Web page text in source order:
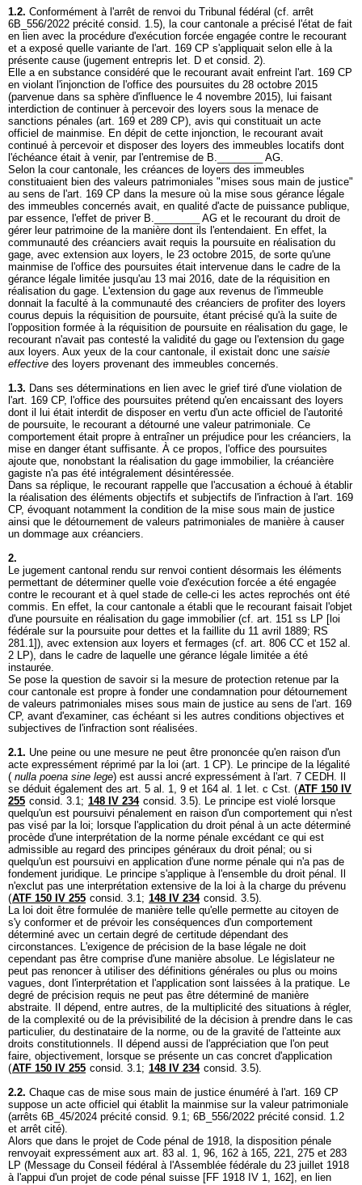
1.2. Conformément à l'arrêt de renvoi du Tribunal fédéral (cf. arrêt
6B_556/2022 précité consid. 1.5), la cour cantonale a précisé l'état de fait
en lien avec la procédure d'exécution forcée engagée contre le recourant
et a exposé quelle variante de l'art. 169 CP s'appliquait selon elle à la
présente cause (jugement entrepris let. D et consid. 2).
Elle a en substance considéré que le recourant avait enfreint l'art. 169 CP
en violant l'injonction de l'office des poursuites du 28 octobre 2015
(parvenue dans sa sphère d'influence le 4 novembre 2015), lui faisant
interdiction de continuer à percevoir des loyers sous la menace de
sanctions pénales (art. 169 et 289 CP), avis qui constituait un acte
officiel de mainmise. En dépit de cette injonction, le recourant avait
continué à percevoir et disposer des loyers des immeubles locatifs dont
l'échéance était à venir, par l'entremise de B.________ AG.
Selon la cour cantonale, les créances de loyers des immeubles
constituaient bien des valeurs patrimoniales "mises sous main de justice"
au sens de l'art. 169 CP dans la mesure où la mise sous gérance légale
des immeubles concernés avait, en qualité d'acte de puissance publique,
par essence, l'effet de priver B.________ AG et le recourant du droit de
gérer leur patrimoine de la manière dont ils l'entendaient. En effet, la
communauté des créanciers avait requis la poursuite en réalisation du
gage, avec extension aux loyers, le 23 octobre 2015, de sorte qu'une
mainmise de l'office des poursuites était intervenue dans le cadre de la
gérance légale limitée jusqu'au 13 mai 2016, date de la réquisition en
réalisation du gage. L'extension du gage aux revenus de l'immeuble
donnait la faculté à la communauté des créanciers de profiter des loyers
courus depuis la réquisition de poursuite, étant précisé qu'à la suite de
l'opposition formée à la réquisition de poursuite en réalisation du gage, le
recourant n'avait pas contesté la validité du gage ou l'extension du gage
aux loyers. Aux yeux de la cour cantonale, il existait donc une saisie
effective des loyers provenant des immeubles concernés.
1.3. Dans ses déterminations en lien avec le grief tiré d'une violation de
l'art. 169 CP, l'office des poursuites prétend qu'en encaissant des loyers
dont il lui était interdit de disposer en vertu d'un acte officiel de l'autorité
de poursuite, le recourant a détourné une valeur patrimoniale. Ce
comportement était propre à entraîner un préjudice pour les créanciers, la
mise en danger étant suffisante. À ce propos, l'office des poursuites
ajoute que, nonobstant la réalisation du gage immobilier, la créancière
gagiste n'a pas été intégralement désintéressée.
Dans sa réplique, le recourant rappelle que l'accusation a échoué à établir
la réalisation des éléments objectifs et subjectifs de l'infraction à l'art. 169
CP, évoquant notamment la condition de la mise sous main de justice
ainsi que le détournement de valeurs patrimoniales de manière à causer
un dommage aux créanciers.
2.
Le jugement cantonal rendu sur renvoi contient désormais les éléments
permettant de déterminer quelle voie d'exécution forcée a été engagée
contre le recourant et à quel stade de celle-ci les actes reprochés ont été
commis. En effet, la cour cantonale a établi que le recourant faisait l'objet
d'une poursuite en réalisation du gage immobilier (cf. art. 151 ss LP [loi
fédérale sur la poursuite pour dettes et la faillite du 11 avril 1889; RS
281.1]), avec extension aux loyers et fermages (cf. art. 806 CC et 152 al.
2 LP), dans le cadre de laquelle une gérance légale limitée a été
instaurée.
Se pose la question de savoir si la mesure de protection retenue par la
cour cantonale est propre à fonder une condamnation pour détournement
de valeurs patrimoniales mises sous main de justice au sens de l'art. 169
CP, avant d'examiner, cas échéant si les autres conditions objectives et
subjectives de l'infraction sont réalisées.
2.1. Une peine ou une mesure ne peut être prononcée qu'en raison d'un
acte expressément réprimé par la loi (art. 1 CP). Le principe de la légalité
( nulla poena sine lege) est aussi ancré expressément à l'art. 7 CEDH. Il
se déduit également des art. 5 al. 1, 9 et 164 al. 1 let. c Cst. (ATF 150 IV
255 consid. 3.1; 148 IV 234 consid. 3.5). Le principe est violé lorsque
quelqu'un est poursuivi pénalement en raison d'un comportement qui n'est
pas visé par la loi; lorsque l'application du droit pénal à un acte déterminé
procède d'une interprétation de la norme pénale excédant ce qui est
admissible au regard des principes généraux du droit pénal; ou si
quelqu'un est poursuivi en application d'une norme pénale qui n'a pas de
fondement juridique. Le principe s'applique à l'ensemble du droit pénal. Il
n'exclut pas une interprétation extensive de la loi à la charge du prévenu
(ATF 150 IV 255 consid. 3.1; 148 IV 234 consid. 3.5).
La loi doit être formulée de manière telle qu'elle permette au citoyen de
s'y conformer et de prévoir les conséquences d'un comportement
déterminé avec un certain degré de certitude dépendant des
circonstances. L'exigence de précision de la base légale ne doit
cependant pas être comprise d'une manière absolue. Le législateur ne
peut pas renoncer à utiliser des définitions générales ou plus ou moins
vagues, dont l'interprétation et l'application sont laissées à la pratique. Le
degré de précision requis ne peut pas être déterminé de manière
abstraite. Il dépend, entre autres, de la multiplicité des situations à régler,
de la complexité ou de la prévisibilité de la décision à prendre dans le cas
particulier, du destinataire de la norme, ou de la gravité de l'atteinte aux
droits constitutionnels. Il dépend aussi de l'appréciation que l'on peut
faire, objectivement, lorsque se présente un cas concret d'application
(ATF 150 IV 255 consid. 3.1; 148 IV 234 consid. 3.5).
2.2. Chaque cas de mise sous main de justice énuméré à l'art. 169 CP
suppose un acte officiel qui établit la mainmise sur la valeur patrimoniale
(arrêts 6B_45/2024 précité consid. 9.1; 6B_556/2022 précité consid. 1.2
et arrêt cité).
Alors que dans le projet de Code pénal de 1918, la disposition pénale
renvoyait expressément aux art. 83 al. 1, 96, 162 à 165, 221, 275 et 283
LP (Message du Conseil fédéral à l'Assemblée fédérale du 23 juillet 1918
à l'appui d'un projet de code pénal suisse [FF 1918 IV 1, 162], en lien